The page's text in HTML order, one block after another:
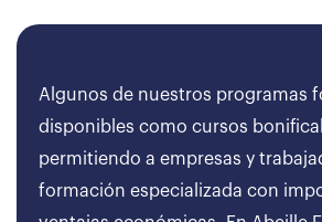
Algunos de nuestros programas
disponibles como cursos
permitiendo a empresas y
formación especializada con